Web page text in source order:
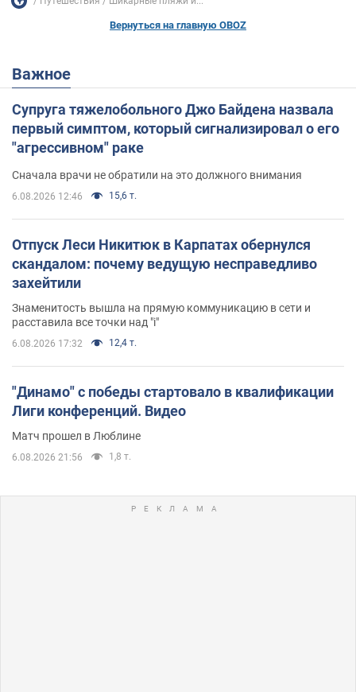
Вернуться на главную OBOZ
Важное
Супруга тяжелобольного Джо Байдена назвала
первый симптом, который сигнализировал о его
"агрессивном" раке
Сначала врачи не обратили на это должного внимания
6.08.2026 12:46 15,6 т.
Отпуск Леси Никитюк в Карпатах обернулся
скандалом: почему ведущую несправедливо
захейтили
Знаменитость вышла на прямую коммуникацию в сети и
расставила все точки над "i"
6.08.2026 17:32 12,4 т.
"Динамо" с победы стартовало в квалификации
Лиги конференций. Видео
Матч прошел в Люблине
6.08.2026 21:56 1,8 т.